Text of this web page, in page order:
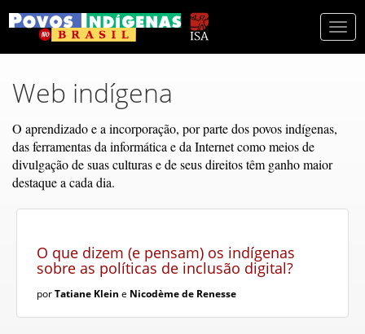
Web indígena
O aprendizado e a incorporação, por parte dos povos indígenas,
das ferramentas da informática e da Internet como meios de
divulgação de suas culturas e de seus direitos têm ganho maior
destaque a cada dia.
O que dizem (e pensam) os indígenas
sobre as políticas de inclusão digital?
porTatiane Klein e Nicodème de Renesse